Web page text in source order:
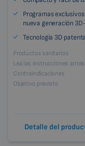
Programas
nueva generación
Tecnología 3D
Productos sanitarios
Lea las instrucciones
Contraindicaciones
Objetivo previsto
Detalle del